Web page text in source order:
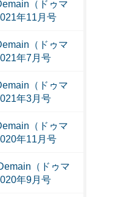
（ドゥマ
年11月号
（ドゥマ
年7月号
（ドゥマ
年3月号
（ドゥマ
年11月号
（ドゥマ
年9月号